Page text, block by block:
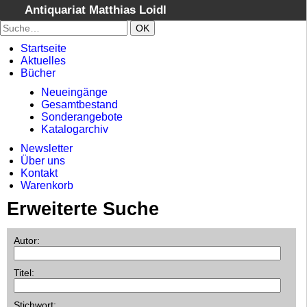
Antiquariat Matthias Loidl
Startseite
Aktuelles
Bücher
Neueingänge
Gesamtbestand
Sonderangebote
Katalogarchiv
Newsletter
Über uns
Kontakt
Warenkorb
Versandkosten
AGB
Vertrag widerrufen
Startseite
Aktuelles
Bücher
Neueingänge
Gesamtbestand
Sonderangebote
Katalogarchiv
Newsletter
Über uns
Kontakt
Warenkorb
Erweiterte Suche
Autor:
Titel: